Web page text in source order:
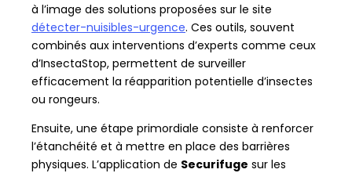
à l’image des solutions proposées sur le site
détecter-nuisibles-urgence. Ces outils, souvent
combinés aux interventions d’experts comme ceux
d’InsectaStop, permettent de surveiller
efficacement la réapparition potentielle d’insectes
ou rongeurs.
Ensuite, une étape primordiale consiste à renforcer
l’étanchéité et à mettre en place des barrières
physiques. L’application de Securifuge sur les